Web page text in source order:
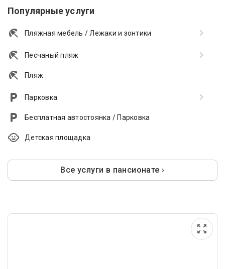
Популярные услуги
Пляжная мебель / Лежаки и зонтики
Песчаный пляж
Пляж
Парковка
Бесплатная автостоянка / Парковка
Детская площадка
Все услуги в пансионате ›